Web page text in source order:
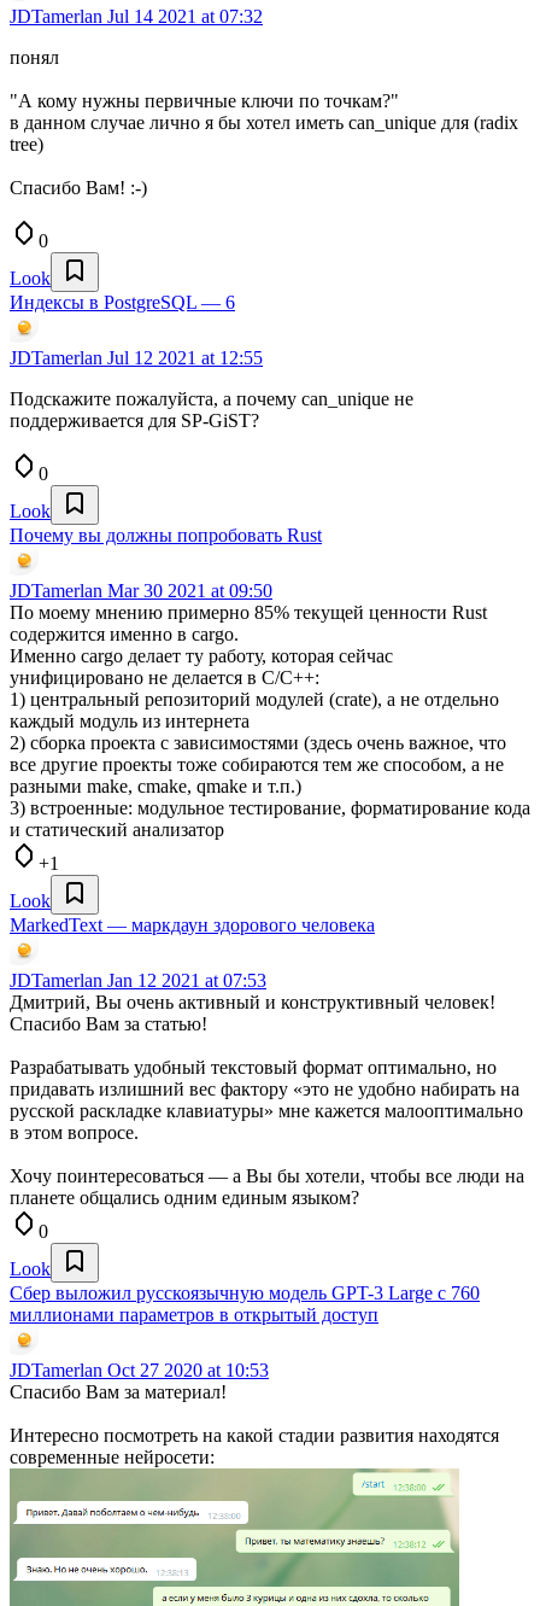
JDTamerlan Jul 14 2021 at 07:32
понял
"А кому нужны первичные ключи по точкам?"
в данном случае лично я бы хотел иметь can_unique для (radix
tree)
Спасибо Вам! :-)
0
Look
Индексы в PostgreSQL — 6
JDTamerlan Jul 12 2021 at 12:55
Подскажите пожалуйста, а почему can_unique не
поддерживается для SP-GiST?
0
Look
Почему вы должны попробовать Rust
JDTamerlan Mar 30 2021 at 09:50
По моему мнению примерно 85% текущей ценности Rust
содержится именно в cargo.
Именно cargo делает ту работу, которая сейчас
унифицировано не делается в C/C++:
1) центральный репозиторий модулей (crate), а не отдельно
каждый модуль из интернета
2) сборка проекта с зависимостями (здесь очень важное, что
все другие проекты тоже собираются тем же способом, а не
разными make, cmake, qmake и т.п.)
3) встроенные: модульное тестирование, форматирование кода
и статический анализатор
+1
Look
MarkedText — маркдаун здорового человека
JDTamerlan Jan 12 2021 at 07:53
Дмитрий, Вы очень активный и конструктивный человек!
Спасибо Вам за статью!
Разрабатывать удобный текстовый формат оптимально, но
придавать излишний вес фактору «это не удобно набирать на
русской раскладке клавиатуры» мне кажется малооптимально
в этом вопросе.
Хочу поинтересоваться — а Вы бы хотели, чтобы все люди на
планете общались одним единым языком?
0
Look
Сбер выложил русскоязычную модель GPT-3 Large с 760
миллионами параметров в открытый доступ
JDTamerlan Oct 27 2020 at 10:53
Спасибо Вам за материал!
Интересно посмотреть на какой стадии развития находятся
современные нейросети: